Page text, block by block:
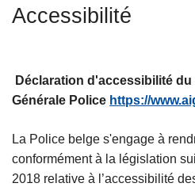
r
e
Accessibilité
Déclaration d'accessibilité
Générale Police https://
La Police belge s'engage à
conformément à la législation
2018 relative à l’accessibilité